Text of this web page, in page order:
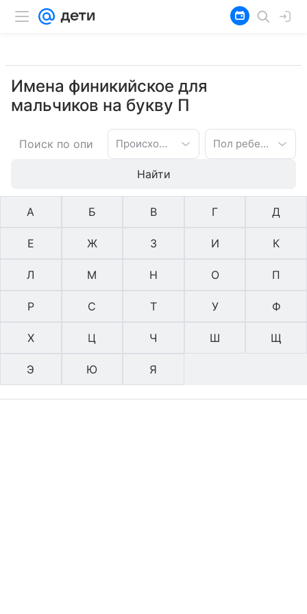
Имена финикийское для
мальчиков на букву П
Происхождение имени Пол ребенка
Найти
А Б В Г Д
Е Ж З И К
Л М Н О П
Р С Т У Ф
Х Ц Ч Ш Щ
Э Ю Я